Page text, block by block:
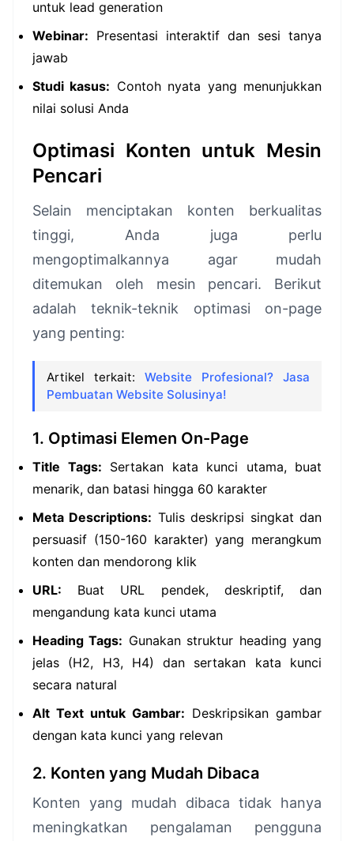
untuk lead generation
Webinar: Presentasi interaktif dan sesi tanya
jawab
Studi kasus: Contoh nyata yang menunjukkan
nilai solusi Anda
Optimasi Konten untuk Mesin
Pencari
Selain menciptakan konten berkualitas
tinggi, Anda juga perlu
mengoptimalkannya agar mudah
ditemukan oleh mesin pencari. Berikut
adalah teknik-teknik optimasi on-page
yang penting:
Artikel terkait: Website Profesional? Jasa
Pembuatan Website Solusinya!
1. Optimasi Elemen On-Page
Title Tags: Sertakan kata kunci utama, buat
menarik, dan batasi hingga 60 karakter
Meta Descriptions: Tulis deskripsi singkat dan
persuasif (150-160 karakter) yang merangkum
konten dan mendorong klik
URL: Buat URL pendek, deskriptif, dan
mengandung kata kunci utama
Heading Tags: Gunakan struktur heading yang
jelas (H2, H3, H4) dan sertakan kata kunci
secara natural
Alt Text untuk Gambar: Deskripsikan gambar
dengan kata kunci yang relevan
2. Konten yang Mudah Dibaca
Konten yang mudah dibaca tidak hanya
meningkatkan pengalaman pengguna